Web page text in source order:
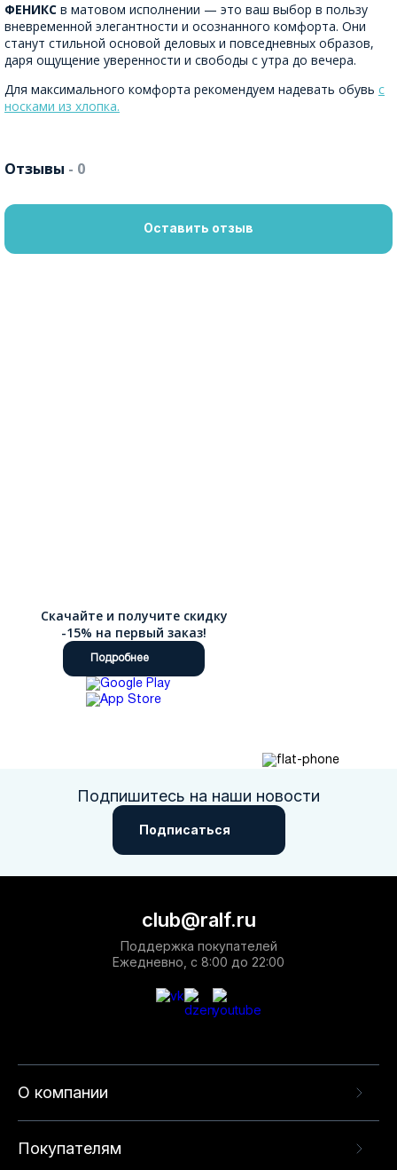
ФЕНИКС в матовом исполнении — это ваш выбор в пользу
вневременной элегантности и осознанного комфорта. Они
станут стильной основой деловых и повседневных образов,
даря ощущение уверенности и свободы с утра до вечера.
Для максимального комфорта рекомендуем надевать обувь с
носками из хлопка.
Отзывы - 0
Оставить отзыв
Скачайте и получите скидку
-15% на первый заказ!
Подробнее
Подпишитесь на наши новости
Подписаться
О компании
Покупателям
club@ralf.ru
Поддержка покупателей
Ежедневно, с 8:00 до 22:00